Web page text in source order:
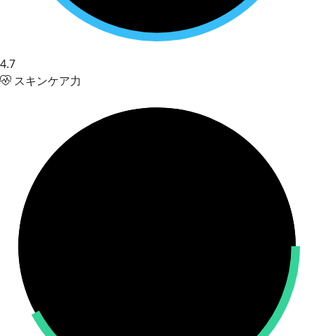
4.7
スキンケア力